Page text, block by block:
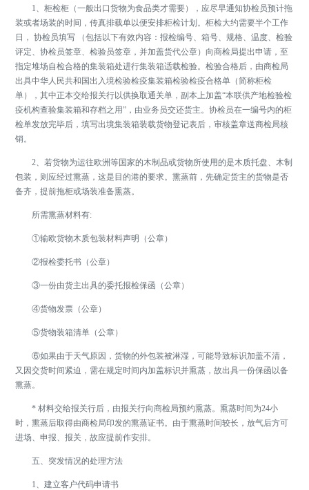
1、柜检柜（一般出口货物为食品类才需要），应尽早通知协检员预计拖
装或者场装的时间，传真排载单以便安排柜检计划。柜检大约需要半个工作
日， 协检员填写 （包括以下有效内容：报检编号、箱号、规格、温度、检验
评定、协检员签章、检验员签章，并加盖货代公章）向商检局提出申请，至
指定堆场自检合格的集装箱处进行集装箱适载检验。检验合格后，由商检局
出具中华人民共和国出入境检验检疫集装箱检验检疫合格单（简称柜检
单），其中正本交给报关行以供换取通关单，副本上加盖“本联供产地检验检
疫机构查验集装箱和存档之用”，由业务员交还货主。协检员在一编号内的柜
检单发放完毕后，填写出境集装箱装载货物登记表后，审核盖章送商检局核
销。
2、若货物为运往欧洲等国家的木制品或货物所使用的是木质托盘、木制
包装，则应经过熏蒸，这是目的港的要求。熏蒸前，先确定货主的货物是否
备齐，提前拖柜或场装准备熏蒸。
所需熏蒸材料有:
①输欧货物木质包装材料声明（公章）
②报检委托书（公章）
③一份由货主出具的委托报检保函（公章）
④货物发票（公章）
⑤货物装箱清单（公章）
⑥如果由于天气原因，货物的外包装被淋湿，可能导致标识加盖不清，
又因交货时间紧迫，需在规定时间内加盖标识并熏蒸，故出具一份保函以备
熏蒸。
* 材料交给报关行后，由报关行向商检局预约熏蒸。熏蒸时间为24小
时，熏蒸后取得由商检局印发的熏蒸证书。由于熏蒸时间较长，放气后方可
进场、申报、报关，故应提前作安排。
五、突发情况的处理方法
1、建立客户代码申请书